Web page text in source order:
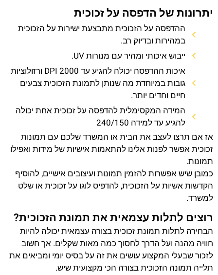
יתרונות של הדפסה על זכוכית
ההדפסה על הזכוכית מתבצעת ישירות על הזכוכית
במהירות ובדיוק רב.
ייבוש איכותי ומהיר עם מנורות UV.
איכות ההדפסה יכולה להגיע עד 2000 DPI ורזולוציות
גובות במיוחדת מה שנותן לתמונת הזכוכית צבעים
חיים וחדים יותר.
המידה המקסימלית להדפסה על זכוכית אחת יכולה
להגיע עד למידה 240/150
אז אם תרצו לעצב את הבית או המשרד שלכם עם תמונות
זכוכית אפשר לפנות אלינו להתאמות אישיות של מידות ואפילו
תמונות.
כמובן שיש אפשרות להזמין תמונות ועיצובים אישיים, להוסיף
הקדשות אשיות על הזכוכית, להדפיס לוגו על זכוכית או שלט
למשרד.
רוצים לתלות עצמאית את תמונת הזכוכית?
הבחירה לתלות תמונת זכוכית בצורה עצמאית יכולה להיות
חוויה מהנה ועל הדרך לחסוך כמה מאות שקלים. אך חשוב
לזכור שבעלי המקצוע עושים את זה על בסיס יומי ומביאים את
תלייה תמונה הזכוכית בצורה הכי מקצועית שיש.